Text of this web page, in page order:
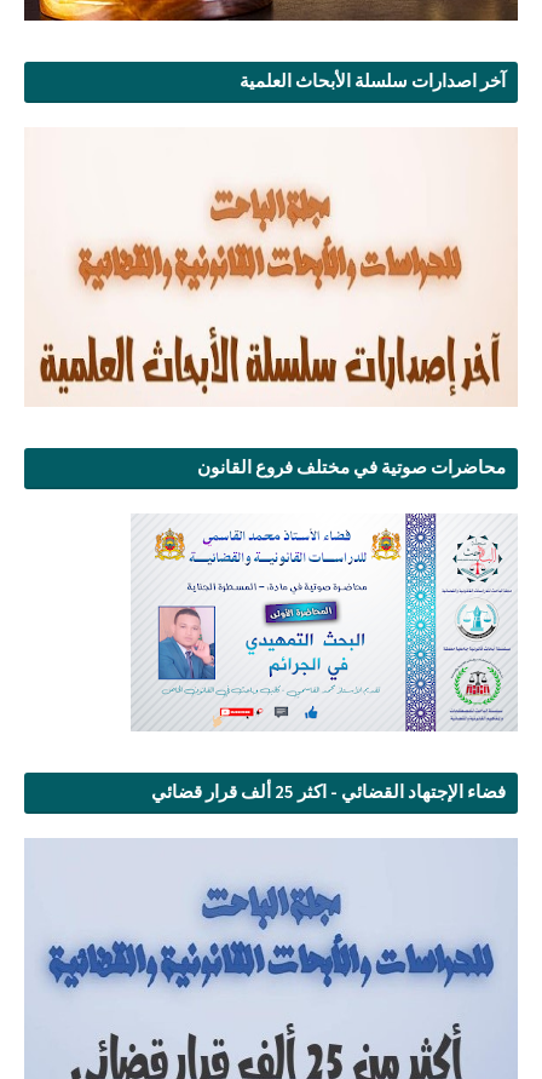
آخر اصدارات سلسلة الأبحاث العلمية
محاضرات صوتية في مختلف فروع القانون
فضاء الإجتهاد القضائي - اكثر 25 ألف قرار قضائي